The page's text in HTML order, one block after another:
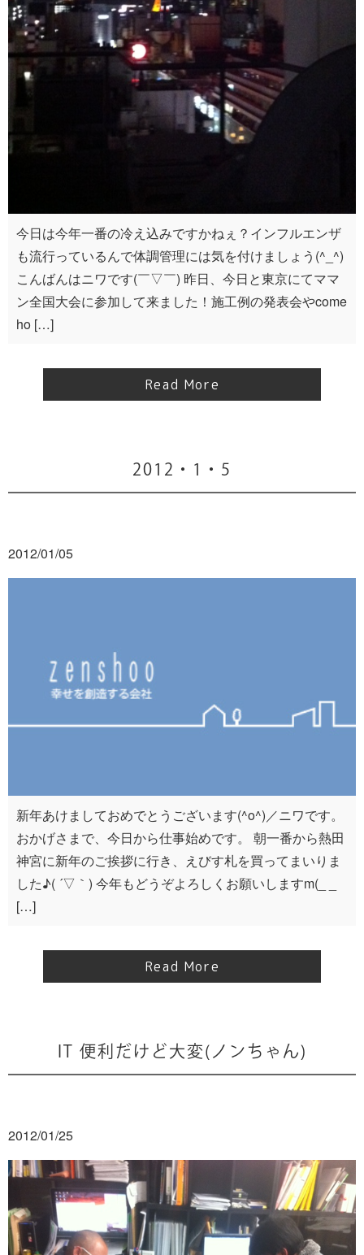
今日は今年一番の冷え込みですかねぇ？インフルエンザ
も流行っているんで体調管理には気を付けましょう(^_^)
こんばんはニワです(￣▽￣) 昨日、今日と東京にてママ
ン全国大会に参加して来ました！施工例の発表会やcome
ho […]
Read More
2012・1・5
2012/01/05
新年あけましておめでとうございます(^o^)／ニワです。
おかげさまで、今日から仕事始めです。 朝一番から熱田
神宮に新年のご挨拶に行き、えびす札を買ってまいりま
した♪( ´▽｀) 今年もどうぞよろしくお願いしますm(_ _
[…]
Read More
IT 便利だけど大変(ノンちゃん)
2012/01/25